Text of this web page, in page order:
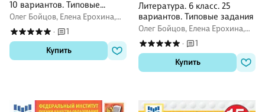
10 вариантов. Типовые
задания. ФГОС НОВЫЙ
Олег Бойцов, Елена Ерохина,
Анастасия Соколова
·
1
Купить
Литература. 6 класс. 25
вариантов. Типовые задания
Олег Бойцов, Елена Ерохина,
Анастасия Соколова
·
1
Купить